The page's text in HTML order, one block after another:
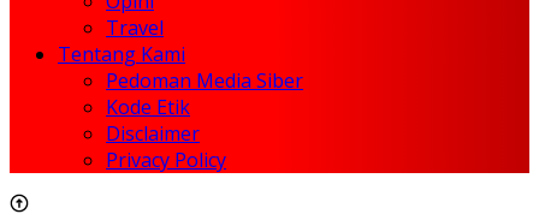
Travel
Tentang Kami
Pedoman Media Siber
Kode Etik
Disclaimer
Privacy Policy